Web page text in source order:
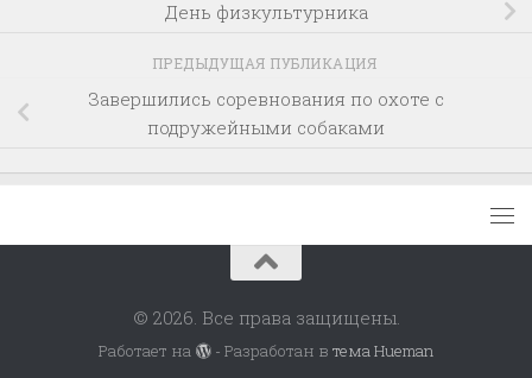
День физкультурника
ПРЕДЫДУЩАЯ ПУБЛИКАЦИЯ
Завершились соревнования по охоте с
подружейными собаками
© 2026. Все права защищены.
Работает на - Разработан в тема Hueman